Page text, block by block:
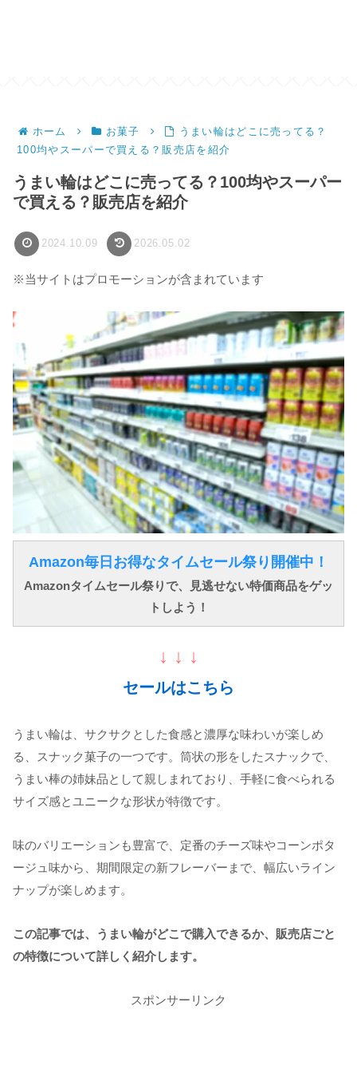
ホーム お菓子
うまい輪はどこに売ってる？
100均やスーパーで買える？販売店を紹介
うまい輪はどこに売ってる？100均やスーパー
で買える？販売店を紹介
2024.10.09 2026.05.02
※当サイトはプロモーションが含まれています
Amazon毎日お得なタイムセール祭り開催中！
Amazonタイムセール祭りで、見逃せない特価商品をゲッ
トしよう！
↓ ↓ ↓
セールはこちら
うまい輪は、サクサクとした食感と濃厚な味わいが楽しめ
る、スナック菓子の一つです。筒状の形をしたスナックで、
うまい棒の姉妹品として親しまれており、手軽に食べられる
サイズ感とユニークな形状が特徴です。
味のバリエーションも豊富で、定番のチーズ味やコーンポタ
ージュ味から、期間限定の新フレーバーまで、幅広いライン
ナップが楽しめます。
この記事では、うまい輪がどこで購入できるか、販売店ごと
の特徴について詳しく紹介します。
スポンサーリンク